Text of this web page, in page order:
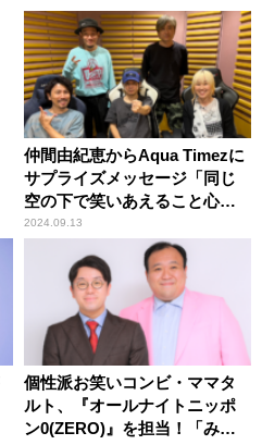
仲間由紀恵からAqua Timezに
サプライズメッセージ「同じ
空の下で笑いあえること心か
ら嬉しく思っております」
2024.09.13
個性派お笑いコンビ・ママタ
ルト、『オールナイトニッポ
ン0(ZERO)』を担当！「みな